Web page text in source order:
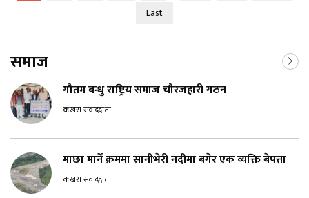
Last
समाज
गौतम बन्धु राष्ट्रिय समाज चौरजहारी गठन
कखरा संवाददाता
माछा मार्ने क्रममा सानीभेरी नदीमा बगेर एक व्यक्ति बेपत्ता
कखरा संवाददाता